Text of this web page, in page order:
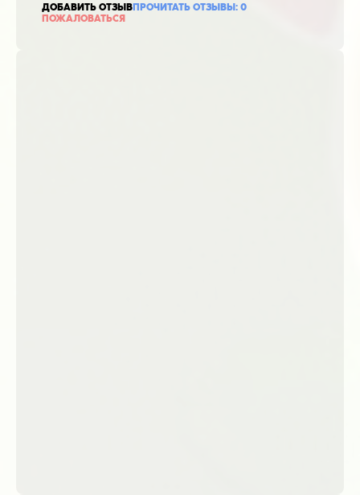
ДОБАВИТЬ ОТЗЫВПРОЧИТАТЬ ОТЗЫВЫ: 0
ПОЖАЛОВАТЬСЯ